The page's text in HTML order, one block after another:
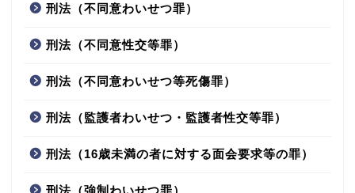
刑法（不同意わいせつ罪）
刑法（不同意性交等罪）
刑法（不同意わいせつ等死傷罪）
刑法（監護者わいせつ・監護者性交等罪）
刑法（16歳未満の者に対する面会要求等の罪）
刑法（強制わいせつ罪）